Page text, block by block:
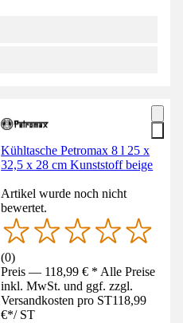
Kühltasche Petromax 8 l 25 x
32,5 x 28 cm Kunststoff beige
Artikel wurde noch nicht
bewertet.
(0)
Preis — 118,99 € * Alle Preise
inkl. MwSt. und ggf. zzgl.
Versandkosten pro ST118,99
€*/ ST